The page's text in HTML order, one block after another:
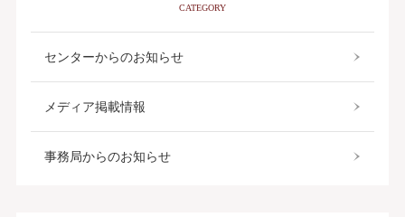
CATEGORY
センターからのお知らせ
メディア掲載情報
事務局からのお知らせ